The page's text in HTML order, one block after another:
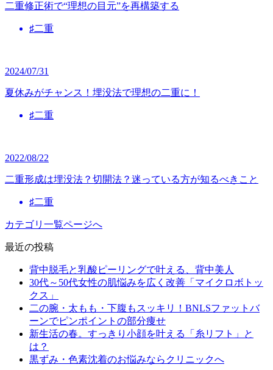
二重修正術で“理想の目元”を再構築する
♯二重
2024/07/31
夏休みがチャンス！埋没法で理想の二重に！
♯二重
2022/08/22
二重形成は埋没法？切開法？迷っている方が知るべきこと
♯二重
カテゴリ一覧ページへ
最近の投稿
背中脱毛と乳酸ピーリングで叶える、背中美人
30代～50代女性の肌悩みを広く改善「マイクロボトッ
クス」
二の腕・太もも・下腹もスッキリ！BNLSファットバ
ーンでピンポイントの部分痩せ
新生活の春。すっきり小顔を叶える「糸リフト」と
は？
黒ずみ・色素沈着のお悩みならクリニックへ